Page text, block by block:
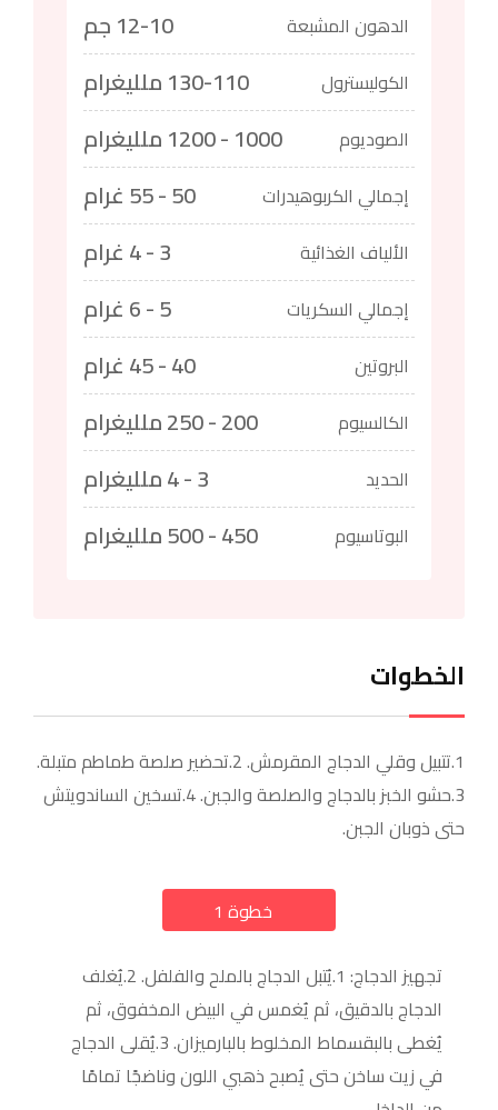
الدهون المشبعة 12-10 جم
الكوليسترول 130-110 ملليغرام
الصوديوم 1000 - 1200 ملليغرام
إجمالي الكربوهيدرات 50 - 55 غرام
الألياف الغذائية
إجمالي السكريات
البروتين 40 - 45 غرام
الكالسيوم 200 - 250 ملليغرام
الحديد
البوتاسيوم 450 - 500 ملليغرام
الخطوات
1.تتبيل وقلي الدجاج المقرمش. 2.تحضير صلصة طماطم متبلة.
3.حشو الخبز بالدجاج والصلصة والجبن. 4.تسخين الساندويتش
حتى ذوبان الجبن.
خطوة 1
تجهيز الدجاج: 1.يُتبل الدجاج بالملح والفلفل. 2.يُغلف
الدجاج بالدقيق، ثم يُغمس في البيض المخفوق، ثم
يُغطى بالبقسماط المخلوط بالبارميزان. 3.يُقلى الدجاج
في زيت ساخن حتى يُصبح ذهبي اللون وناضجًا تمامًا